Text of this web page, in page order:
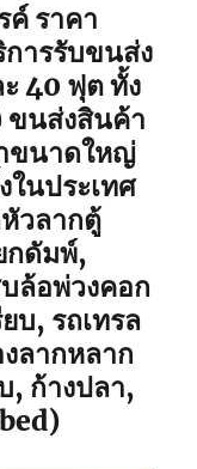
ค์ ราคา
ารรับขนส่ง
40 ฟุต ทั้ง
ขนส่งสินค้า
ขนาดใหญ่
นประเทศ
วลากตู้
กดัมพ์,
ล้อพ่วงคอก
บ, รถเทรล
ลากหลาก
, ก้างปลา,